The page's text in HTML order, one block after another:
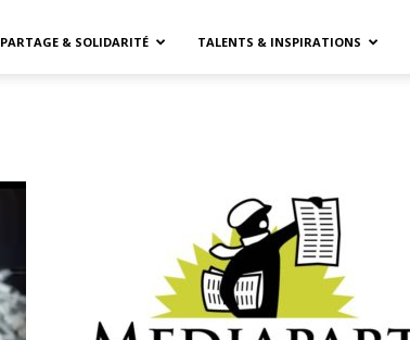
des
sans-
PARTAGE & SOLIDARITÉ TALENTS & INSPIRATIONS